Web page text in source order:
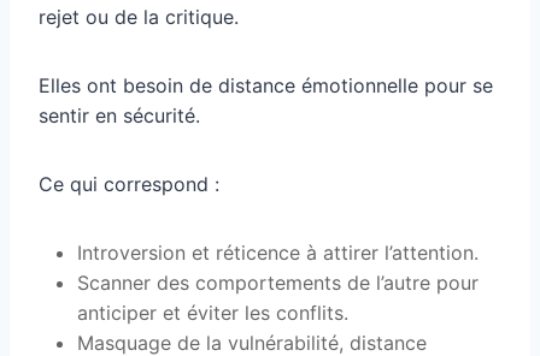
rejet ou de la critique.
Elles ont besoin de distance émotionnelle pour se
sentir en sécurité.
Ce qui correspond :
Introversion et réticence à attirer l’attention.
Scanner des comportements de l’autre pour
anticiper et éviter les conflits.
Masquage de la vulnérabilité, distance